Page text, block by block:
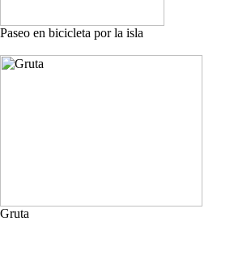
Paseo en bicicleta por la isla
Gruta